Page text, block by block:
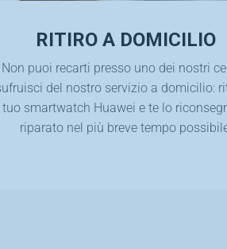
RITIRO A DOMICILIO
Non puoi recarti presso uno dei nostri
del nostro servizio a domicilio:
tuo smartwatch Huawei e te lo
riparato nel più breve tempo